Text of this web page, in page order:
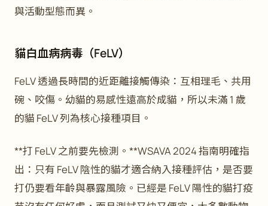
與活動型態而異。
貓白血病病毒（FeLV）
FeLV 透過長時間的近距離接觸傳染：互相理毛、共用
碗、咬傷。幼貓的易感性遠高於成貓，所以未滿 1 歲
的貓 FeLV 列為核心接種項目。
**打 FeLV 之前要先檢測。**WSAVA 2024 指南明確指
出：只有 FeLV 陰性的貓才適合納入接種評估，是否要
打仍要看年齡與暴露風險。已經是 FeLV 陽性的貓打疫